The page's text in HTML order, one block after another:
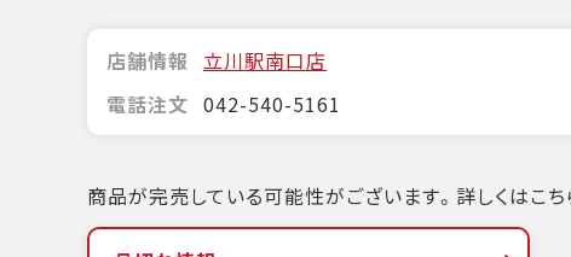
店舗情報 立川駅南口店
電話注文 042-540-5161
商品が完売している可能性がございます。詳しくはこち